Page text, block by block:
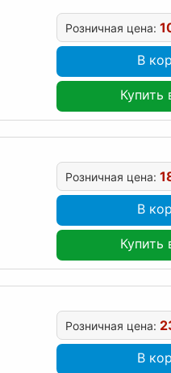
Розничная цена:
В
Купить
Розничная цена:
В
Купить
Розничная цена:
В